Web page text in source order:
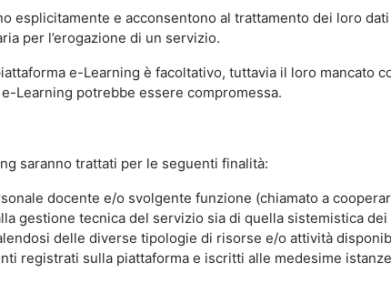
e acconsentono al trattamento dei loro
per l’erogazione di un servizio.
e-Learning è facoltativo, tuttavia il loro mancato
Learning potrebbe essere compromessa.
saranno trattati per le seguenti finalità:
docente e/o svolgente funzione (chiamato a
gestione tecnica del servizio sia di quella sistemistica dei
delle diverse tipologie di risorse e/o attività
registrati sulla piattaforma e iscritti alle medesime